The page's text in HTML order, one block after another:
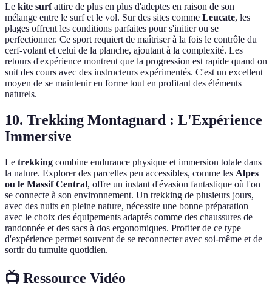
Le kite surfattire de plus en plus d'adeptes en raison de son
mélange entre le surf et le vol. Sur des sites comme Leucate, les
plages offrent les conditions parfaites pour s'initier ou se
perfectionner. Ce sport requiert de maîtriser à la fois le contrôle du
cerf-volant et celui de la planche, ajoutant à la complexité. Les
retours d'expérience montrent que la progression est rapide quand on
suit des cours avec des instructeurs expérimentés. C'est un excellent
moyen de se maintenir en forme tout en profitant des éléments
naturels.
10. Trekking Montagnard : L'Expérience
Immersive
Le trekking combine endurance physique et immersion totale dans
la nature. Explorer des parcelles peu accessibles, comme les Alpes
ou le Massif Central, offre un instant d'évasion fantastique où l'on
se connecte à son environnement. Un trekking de plusieurs jours,
avec des nuits en pleine nature, nécessite une bonne préparation –
avec le choix des équipements adaptés comme des chaussures de
randonnée et des sacs à dos ergonomiques. Profiter de ce type
d'expérience permet souvent de se reconnecter avec soi-même et de
sortir du tumulte quotidien.
📺 Ressource Vidéo